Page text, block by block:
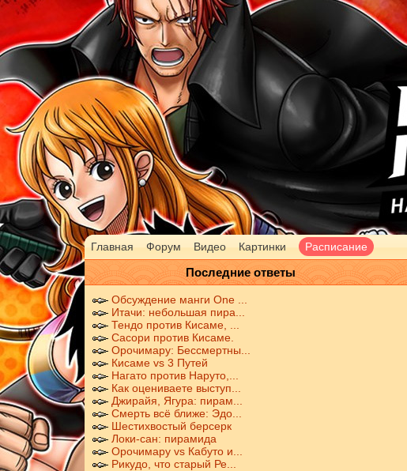
Главная Форум Видео Картинки Расписание
Последние ответы
Обсуждение манги One ...
Итачи: небольшая пира...
Тендо против Кисаме, ...
Сасори против Кисаме.
Орочимару: Бессмертны...
Кисаме vs 3 Путей
Нагато против Наруто,...
Как оцениваете выступ...
Джирайя, Ягура: пирам...
Смерть всё ближе: Эдо...
Шестихвостый берсерк
Локи-сан: пирамида
Орочимару vs Кабуто и...
Рикудо, что старый Ре...